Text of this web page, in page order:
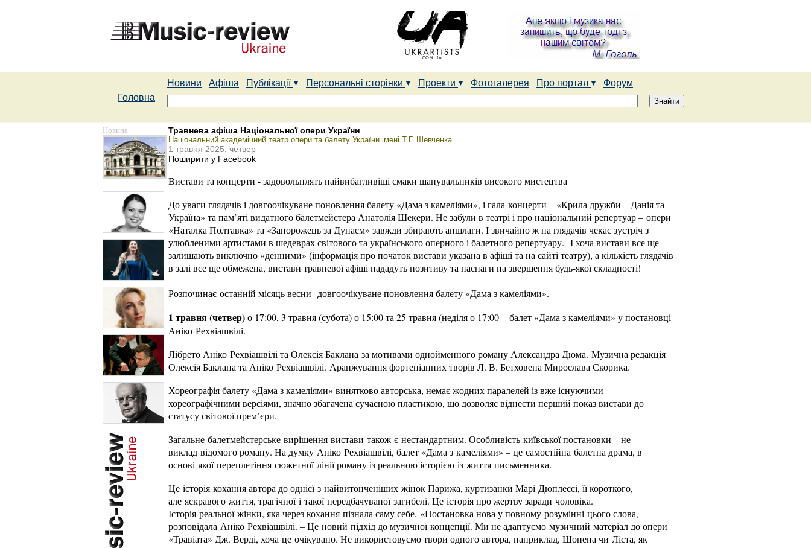
Новини Афіша Публікації Персональні сторінки Проекти Фотогалерея Про портал
Форум
Головна
Новина Травнева афіша Національної опери України
Національний академічний театр опери та балету України імені Т.Г. Шевченка
1 травня 2025, четвер
Поширити у Facebook
Вистави та концерти - задовольнлять найвибагливіші смаки шанувальників високого мистецтва
До уваги глядачів і довгоочікуване поновлення балету «Дама з камеліями», і гала-концерти – «Крила дружби – Данія та
Україна» та пам’яті видатного балетмейстера Анатолія Шекери. Не забули в театрі і про національний репертуар – опери
«Наталка Полтавка» та «Запорожець за Дунаєм» завжди збирають аншлаги. І звичайно ж на глядачів чекає зустріч з
улюбленими артистами в шедеврах світового та українського оперного і балетного репертуару. І хоча вистави все ще
залишають виключно «денними» (інформація про початок вистави указана в афіші та на сайті театру), а кількість глядачів
в залі все ще обмежена, вистави травневої афіші нададуть позитиву та наснаги на звершення будь-якої складності!
Розпочинає останній місяць весни довгоочікуване поновлення балету «Дама з камеліями».
1 травня (четвер)о 17:00, 3 травня (субота) о 15:00 та 25 травня (неділя о 17:00 – балет «Дама з камеліями» у постановці
Аніко Рехвіашвілі.
Лібрето Аніко Рехвіашвілі та Олексія Баклана за мотивами однойменного роману Александра Дюма. Музична редакція
Олексія Баклана та Аніко Рехвіашвілі. Аранжування фортепіанних творів Л. В. Бетховена Мирослава Скорика.
Хореографія балету «Дама з камеліями» винятково авторська, немає жодних паралелей із вже існуючими
хореографічними версіями, значно збагачена сучасною пластикою, що дозволяє віднести перший показ вистави до
статусу світової прем’єри.
Загальне балетмейстерське вирішення вистави також є нестандартним. Особливість київської постановки – не
виклад відомого роману. На думку Аніко Рехвіашвілі, балет «Дама з камеліями» – це самостійна балетна драма, в
основі якої переплетіння сюжетної лінії роману із реальною історією із життя письменника.
Це історія кохання автора до однієї з найвитонченіших жінок Парижа, куртизанки Марі Дюплессі, її короткого,
але яскравого життя, трагічної і такої передбачуваної загибелі. Це історія про жертву заради чоловіка.
Історія реальної жінки, яка через кохання пізнала саму себе. «Постановка нова у повному розумінні цього слова, –
розповідала Аніко Рехвіашвілі. – Це новий підхід до музичної концепції. Ми не адаптуємо музичний матеріал до опери
«Травіата» Дж. Верді, хоча це очікувано. Не використовуємо твори одного автора, наприклад, Шопена чи Ліста, як